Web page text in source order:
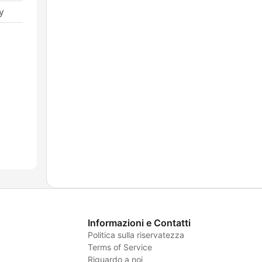
Informazioni e Contatti
Politica sulla riservatezza
Terms of Service
Riguardo a noi